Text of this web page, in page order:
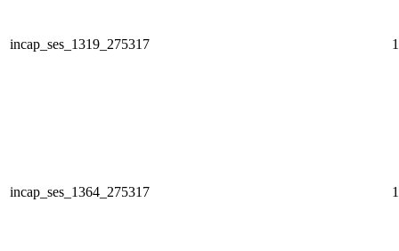
incap_ses_1319_275317
incap_ses_1364_275317